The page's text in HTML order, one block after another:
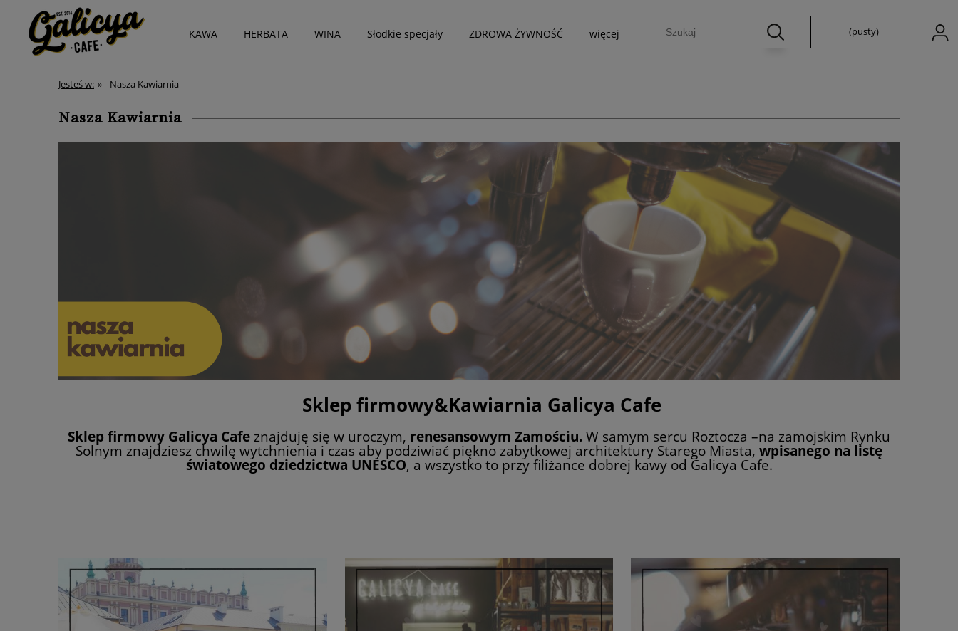
KAWA HERBATA WINA Słodkie specjały ZDROWA ŻYWNOŚĆ więcej (pusty)
Jesteś w: » Nasza Kawiarnia
Nasza Kawiarnia
Sklep firmowy&Kawiarnia Galicya Cafe
Sklep firmowy Galicya Cafe znajduję się w uroczym, renesansowym Zamościu. W samym sercu Roztocza –na zamojskim Rynku
Solnym znajdziesz chwilę wytchnienia i czas aby podziwiać piękno zabytkowej architektury Starego Miasta, wpisanego na listę
światowego dziedzictwa UNESCO, a wszystko to przy filiżance dobrej kawy od Galicya Cafe.